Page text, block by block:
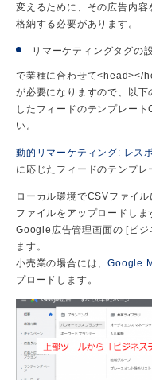
変えるために、その広告内
格納する必要があります。
リマーケティングタグの
で業種に合わせて<head></
が必要になりますので、以
したフィードのテンプレー
い。
動的リマーケティング: レス
に応じたフィードのテンプレ
ローカル環境でCSVファイ
ファイルをアップロードしま
Google広告管理画面の [ビジ
ます。
小売業の場合には、Google
プロードします。